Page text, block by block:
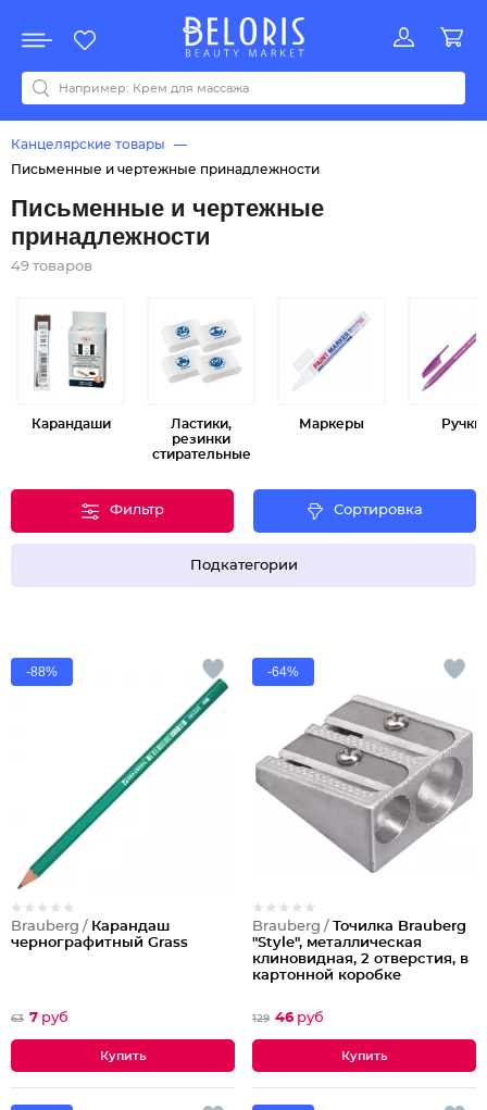
Акции
Все бренды
0-9ABCDEFGHIJKLMNOPQRSTUVWYZАБВДЗИМОКЛНПРСТУФ
Канцелярские товары
Письменные и чертежные принадлежности
Письменные и чертежные
принадлежности
49 товаров
Карандаши
Ластики,
резинки
стирательные
Маркеры Ручки
Фильтр Сортировка
Подкатегории
-88%
Brauberg / Карандаш
чернографитный Grass
63 7 руб
-64%
Brauberg / Точилка Brauberg
"Style", металлическая
клиновидная, 2 отверстия, в
картонной коробке
129 46 руб